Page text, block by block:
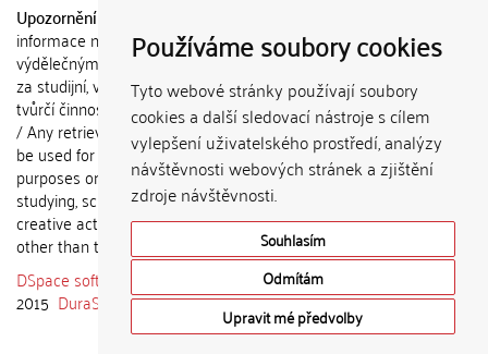
Používáme soubory cookies
Tyto webové stránky používají soubory
cookies a další sledovací nástroje s cílem
vylepšení uživatelského prostředí, analýzy
návštěvnosti webových stránek a zjištění
zdroje návštěvnosti.
Souhlasím
Odmítám
Upravit mé předvolby
Upozornění / Notice:
informace nemohou být použity k
výdělečným účelům nebo vydávány
za studijní, vědeckou nebo jinou
tvůrčí činnost jiné osoby než autora.
/ Any retrieved information shall not
be used for any commercial
purposes or claimed as results of
studying, scientific or any other
creative activities of any person
other than the author.
DSpace software
copyright © 2002-
2015 DuraSpace